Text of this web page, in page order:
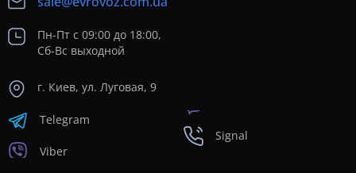
Пн-Пт с 09:00 до 18:00,
Сб-Вс выходной
г. Киев, ул. Луговая, 9
Telegram
Viber
Signal